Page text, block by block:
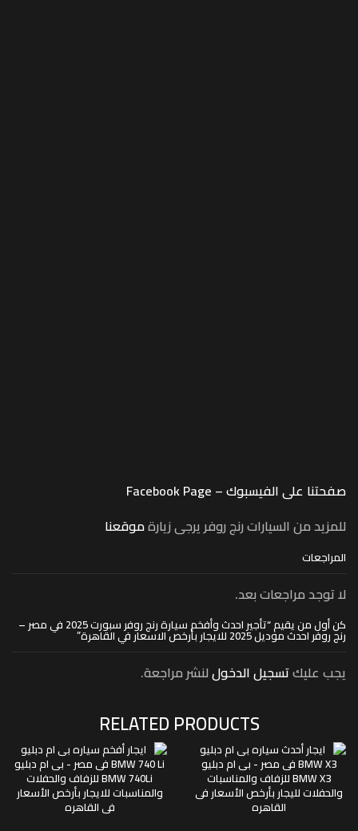
صفحتنا على الفيسبوك – Facebook Page
للمزيد من السيارات رنج روفر يرجى زيارةموقعنا
المراجعات
لا توجد مراجعات بعد.
كن أول من يقيم “تأجير احدث وأفخم سيارة رنج روفر سبورت 2025 في مصر –
رنج روفر احدث موديل 2025 للايجار بأرخص الاسعار في القاهرة”
يجب عليكتسجيل الدخوللنشر مراجعة.
RELATED PRODUCTS